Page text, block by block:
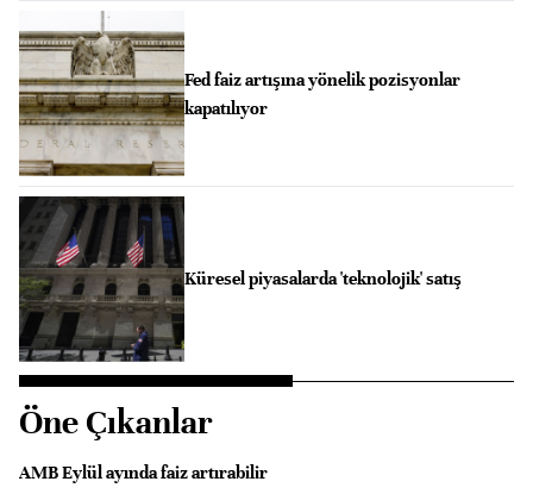
Fed faiz artışına yönelik pozisyonlar
kapatılıyor
Küresel piyasalarda 'teknolojik' satış
Öne Çıkanlar
AMB Eylül ayında faiz artırabilir